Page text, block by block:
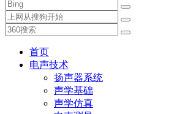
首页
电声技术
扬声器系统
声学基础
声学仿真